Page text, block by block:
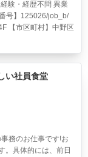
験・経歴不問 異業
号】125026/job_b/
【市区町村】中野区
い社員食堂
務のお仕事です!お
。具体的には、前日